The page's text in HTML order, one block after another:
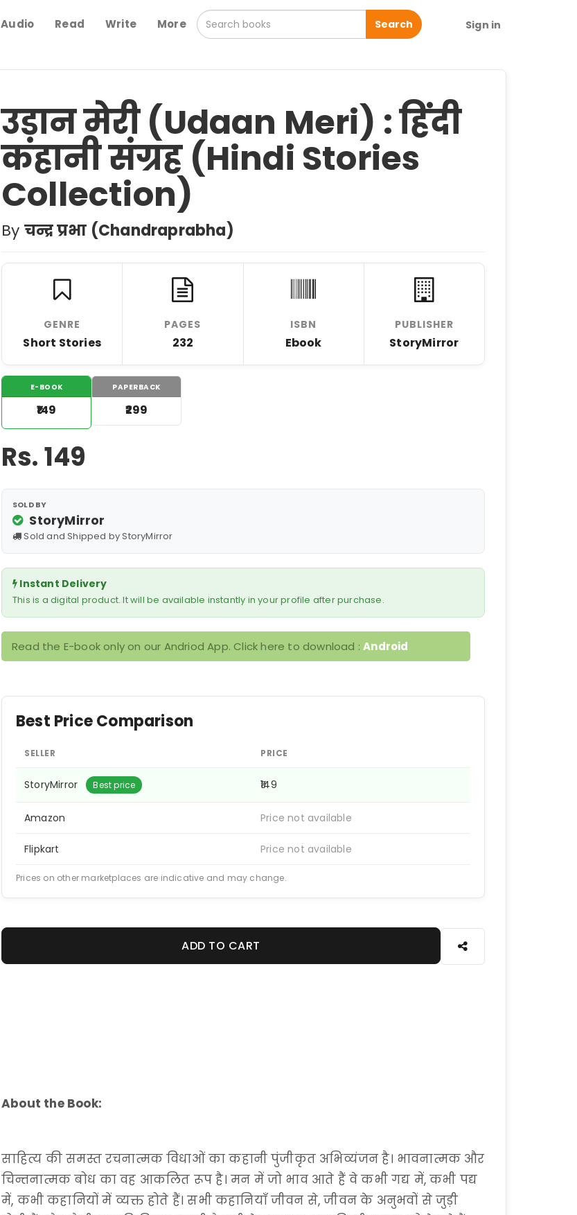
Audio Read Write More Search Sign in
उड़ान मेरी (Udaan Meri) : हिंदी
कहानी संग्रह (Hindi Stories
Collection)
By चन्द्र प्रभा (Chandraprabha)
GENRE
Short Stories
PAGES
232
ISBN
Ebook
PUBLISHER
StoryMirror
E-BOOK
₹149
PAPERBACK
₹299
Rs.149
SOLD BY
StoryMirror
Sold and Shipped by StoryMirror
Instant Delivery
This is a digital product. It will be available instantly in your profile after purchase.
Read the E-book only on our Andriod App. Click here to download :Android
Best Price Comparison
SELLER PRICE
StoryMirror Best price ₹149
Amazon Price not available
Flipkart Price not available
Prices on other marketplaces are indicative and may change.
ADD TO CART
About the Book:
साहित्य की समस्त रचनात्मक विधाओं का कहानी पुंजीकृत अभिव्यंजन है। भावनात्मक और
चिन्तनात्मक बोध का वह आकलित रूप है। मन में जो भाव आते हैं वे कभी गद्य में, कभी पद्य
में, कभी कहानियों में व्यक्त होते हैं। सभी कहानियाँ जीवन से, जीवन के अनुभवों से जुड़ी